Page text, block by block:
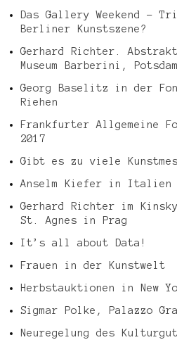
Das Gallery Weekend –
Berliner Kunstszene?
Gerhard Richter.
Museum Barberini, Potsdam
Georg Baselitz in der
Riehen
Frankfurter Allgemeine
2017
Gibt es zu viele
Anselm Kiefer in Italien
Gerhard Richter im
St. Agnes in Prag
It’s all about Data!
Frauen in der Kunstwelt
Herbstauktionen in New
Sigmar Polke, Palazzo
Neuregelung des